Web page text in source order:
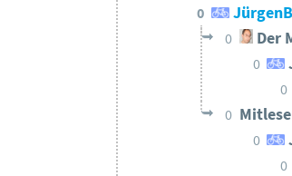
0 JürgenB
0 Der
0
0
0
0
0